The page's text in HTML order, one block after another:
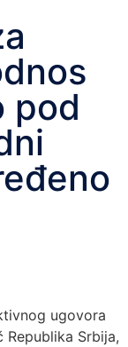
pod
ugovora
Srbija,